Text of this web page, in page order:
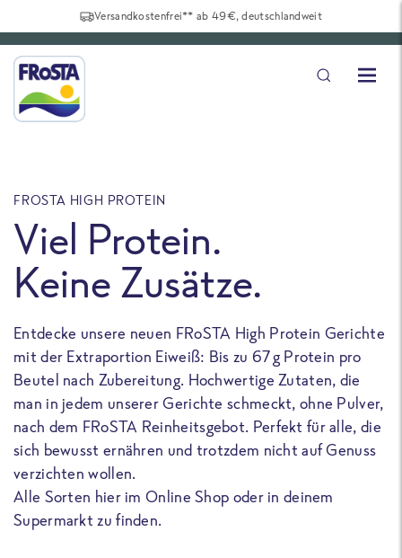
Versandkostenfrei** ab 49€, deutschlandweit
FROSTA HIGH PROTEIN
Viel Protein.
Keine Zusätze.
Entdecke unsere neuen FRoSTA High Protein Gerichte
mit der Extraportion Eiweiß: Bis zu 67 g Protein pro
Beutel nach Zubereitung. Hochwertige Zutaten, die
man in jedem unserer Gerichte schmeckt, ohne Pulver,
nach dem FRoSTA Reinheitsgebot. Perfekt für alle, die
sich bewusst ernähren und trotzdem nicht auf Genuss
verzichten wollen.
Alle Sorten hier im Online Shop oder in deinem
Supermarkt zu finden.